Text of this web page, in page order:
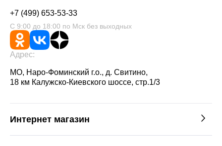
+7 (499) 653-53-33
С 9:00 до 18:00 по Мск без выходных
Адрес:
МО, Наро-Фоминский г.о., д. Свитино,
18 км Калужско-Киевского шоссе, стр.1/3
Интернет магазин